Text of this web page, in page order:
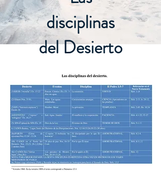
disciplinas
del Desierto